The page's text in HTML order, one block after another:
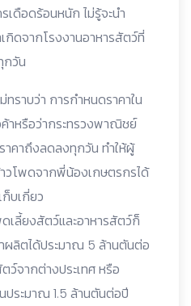
เดือดร้อนหนัก ไม่รู้จะนำ
ดจากโรงงานอาหารสัตว์ที่
กวัน
ราบว่า การกำหนดราคาใน
าหรือว่ากระทรวงพาณิชย์
าคาถึงลดลงทุกวัน ทำให้ผู้
วโพดจากพี่น้องเกษตรกรได้
บเกี่ยว
เลี้ยงสัตว์และอาหารสัตว์ก็
ผลิตได้ประมาณ 5 ล้านตันต่อ
ว์จากต่างประเทศ หรือ
ประมาณ 1.5 ล้านตันต่อปี